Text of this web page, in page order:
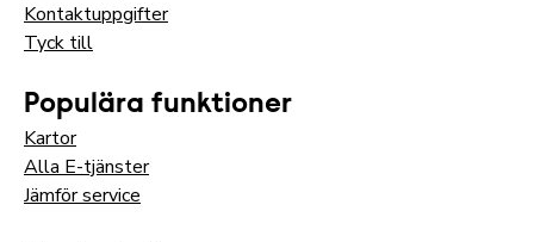
Kontaktuppgifter
Tyck till
Populära funktioner
Kartor
Alla E-tjänster
Jämför service